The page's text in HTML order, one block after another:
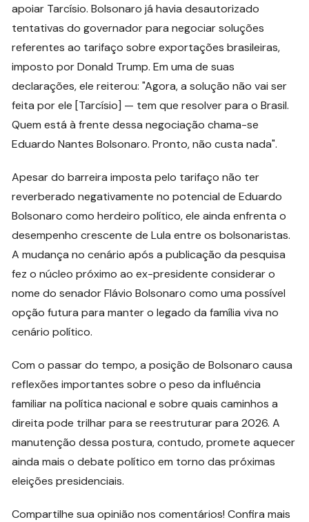
apoiar Tarcísio. Bolsonaro já havia desautorizado
tentativas do governador para negociar soluções
referentes ao tarifaço sobre exportações brasileiras,
imposto por Donald Trump. Em uma de suas
declarações, ele reiterou: "Agora, a solução não vai ser
feita por ele [Tarcísio] — tem que resolver para o Brasil.
Quem está à frente dessa negociação chama-se
Eduardo Nantes Bolsonaro. Pronto, não custa nada".
Apesar do barreira imposta pelo tarifaço não ter
reverberado negativamente no potencial de Eduardo
Bolsonaro como herdeiro político, ele ainda enfrenta o
desempenho crescente de Lula entre os bolsonaristas.
A mudança no cenário após a publicação da pesquisa
fez o núcleo próximo ao ex-presidente considerar o
nome do senador Flávio Bolsonaro como uma possível
opção futura para manter o legado da família viva no
cenário político.
Com o passar do tempo, a posição de Bolsonaro causa
reflexões importantes sobre o peso da influência
familiar na política nacional e sobre quais caminhos a
direita pode trilhar para se reestruturar para 2026. A
manutenção dessa postura, contudo, promete aquecer
ainda mais o debate político em torno das próximas
eleições presidenciais.
Compartilhe sua opinião nos comentários! Confira mais